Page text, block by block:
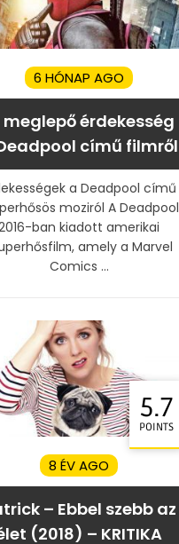
6 HÓNAP AGO
meglepő érdekesség
című filmről
a Deadpool című
moziról A Deadpool
ban kiadott amerikai
amely a Marvel
Comics ...
5.7
POINTS
8 ÉV AGO
– Ebbel szebb az
(2018) – KRITIKA